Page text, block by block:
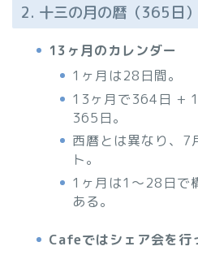
2. 十三の月の暦（365日）
13ヶ月のカレンダー
1ヶ月は28日間。
13ヶ月で364日 +
365日。
西暦とは異なり、7
ト。
1ヶ月は1～28日で
ある。
Cafeではシェア会を行